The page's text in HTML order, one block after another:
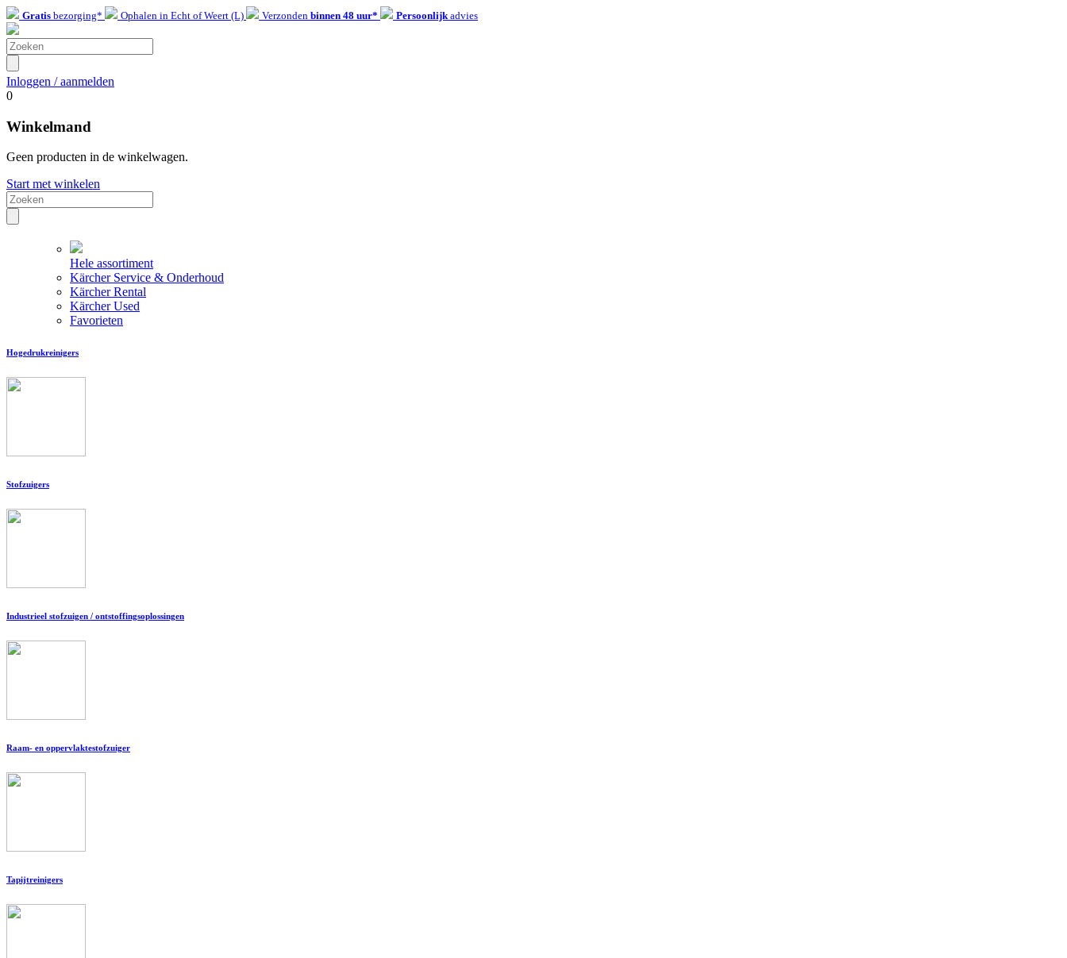
Gratis bezorging* Ophalen in Echt of Weert (L) Verzonden binnen 48 uur* Persoonlijkadvies
Inloggen / aanmelden
0
Winkelmand
Geen producten in de winkelwagen.
Start met winkelen
Hele assortiment
Kärcher Service & Onderhoud
Kärcher Rental
Kärcher Used
Favorieten
Hogedrukreinigers
Stofzuigers
Industrieel stofzuigen / ontstoffingsoplossingen
Raam- en oppervlaktestofzuiger
Tapijtreinigers